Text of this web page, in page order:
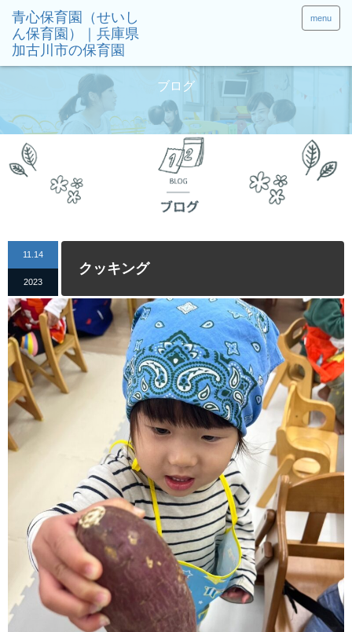
menu
ブログ
11.14
2023
クッキング